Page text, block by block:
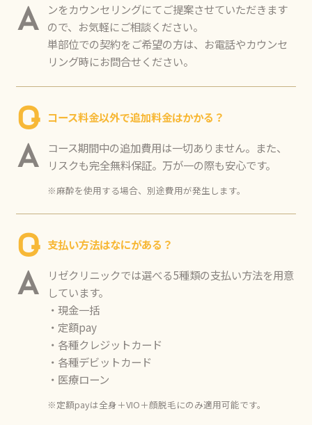
A
ンをカウンセリングにてご提案させていただきます
ので、お気軽にご相談ください。
単部位での契約をご希望の方は、お電話やカウンセ
リング時にお問合せください。
Q コース料金以外で追加料金はかかる？
A
コース期間中の追加費用は一切ありません。また、
リスクも完全無料保証。万が一の際も安心です。
※麻酔を使用する場合、別途費用が発生します。
Q 支払い方法はなにがある？
A
リゼクリニックでは選べる5種類の支払い方法を用意
しています。
・現金一括
・定額pay
・各種クレジットカード
・各種デビットカード
・医療ローン
※定額payは全身＋VIO＋顔脱毛にのみ適用可能です。